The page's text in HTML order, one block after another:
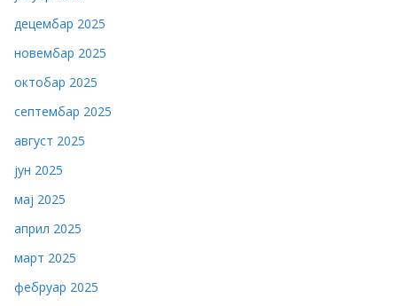
децембар 2025
новембар 2025
октобар 2025
септембар 2025
август 2025
јун 2025
мај 2025
април 2025
март 2025
фебруар 2025